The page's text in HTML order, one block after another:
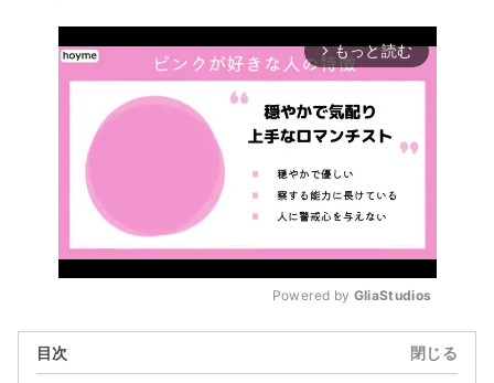
arrow_forward_ios もっと読む
Powered by GliaStudios
目次 閉じる